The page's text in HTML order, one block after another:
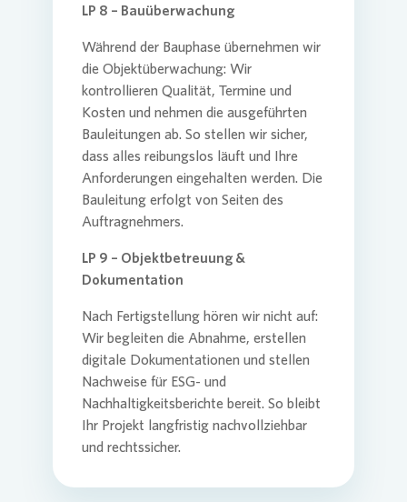
LP 8 – Bauüberwachung
Während der Bauphase übernehmen wir
die Objektüberwachung: Wir
kontrollieren Qualität, Termine und
Kosten und nehmen die ausgeführten
Bauleitungen ab. So stellen wir sicher,
dass alles reibungslos läuft und Ihre
Anforderungen eingehalten werden. Die
Bauleitung erfolgt von Seiten des
Auftragnehmers.
LP 9 – Objektbetreuung &
Dokumentation
Nach Fertigstellung hören wir nicht auf:
Wir begleiten die Abnahme, erstellen
digitale Dokumentationen und stellen
Nachweise für ESG- und
Nachhaltigkeitsberichte bereit. So bleibt
Ihr Projekt langfristig nachvollziehbar
und rechtssicher.